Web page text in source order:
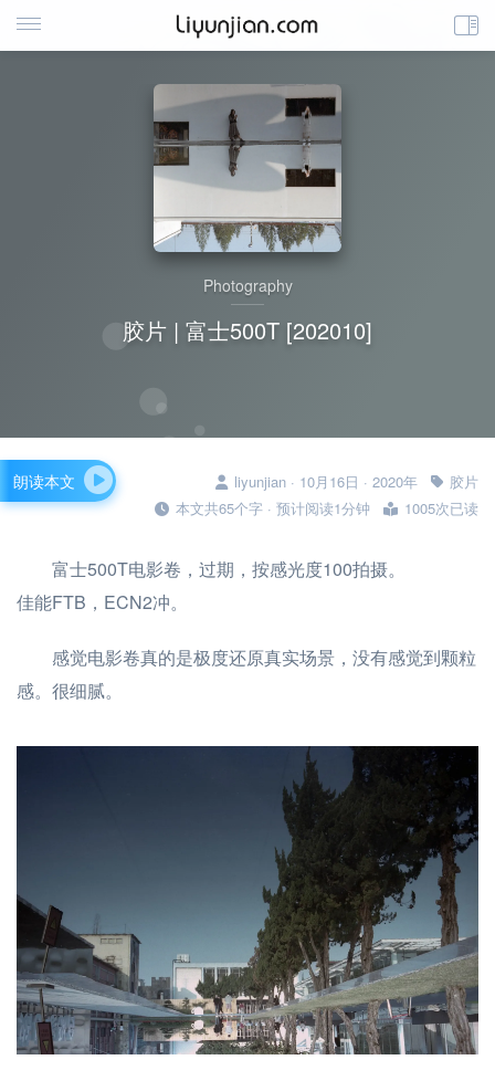
Photography
胶片 | 富士500T [202010]
liyunjian · 10月16日 · 2020年
胶片
本文共65个字 · 预计阅读1分钟
1005次已读
朗读本文
富士500T电影卷，过期，按感光度100拍摄。
佳能FTB，ECN2冲。
感觉电影卷真的是极度还原真实场景，没有感觉到颗粒
感。很细腻。